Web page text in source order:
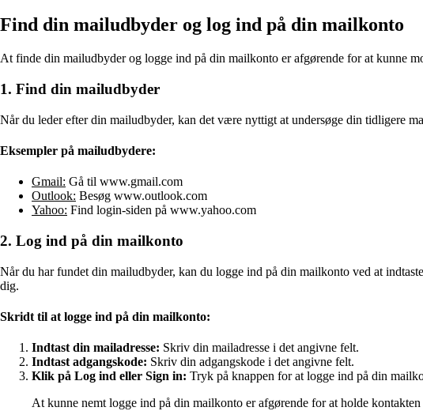
Find din mailudbyder og log ind på din mailkonto
At finde din mailudbyder og logge ind på din mailkonto er afgørende for at kunne
1. Find din mailudbyder
Når du leder efter din mailudbyder, kan det være nyttigt at undersøge din tidligere
Eksempler på mailudbydere:
Gmail: Gå til www.gmail.com
Outlook: Besøg www.outlook.com
Yahoo: Find login-siden på www.yahoo.com
2. Log ind på din mailkonto
Når du har fundet din mailudbyder, kan du logge ind på din mailkonto ved at
dig.
Skridt til at logge ind på din mailkonto:
Indtast din mailadresse: Skriv din mailadresse i det angivne felt.
Indtast adgangskode: Skriv din adgangskode i det angivne felt.
Klik på Log ind eller Sign in: Tryk på knappen for at logge ind på din
At kunne nemt logge ind på din mailkonto er afgørende for at holde